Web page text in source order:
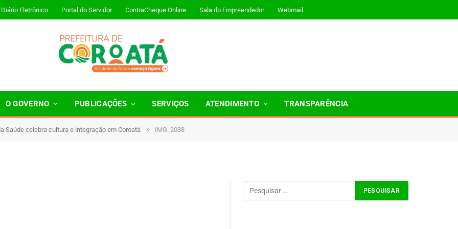
Diário Eletrônico Portal do Servidor ContraCheque Online Sala do Empreendedor Webmail
O GOVERNO PUBLICAÇÕES SERVIÇOS ATENDIMENTO TRANSPARÊNCIA
Saúde celebra cultura e integração em Coroatá » IMG_2038